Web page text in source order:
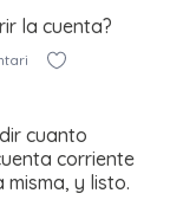
la cuenta?
cuanto
corriente
y listo.